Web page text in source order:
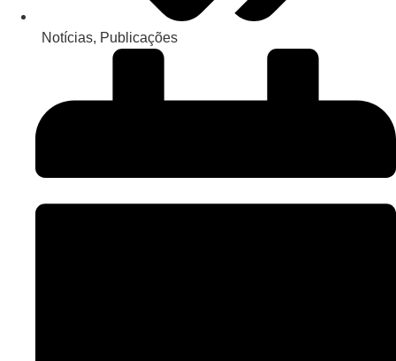
Notícias, Publicações